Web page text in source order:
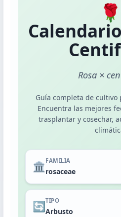
Dashboard Calendario
Noviembre
Diciembre
Enero
Febrero
🌹
Rosa ×
Guía completa de cultivo
Encuentra las mejores
trasplantar y cosechar,
🏛️ FAMILIA
rosaceae
🔄 TIPO
Arbusto